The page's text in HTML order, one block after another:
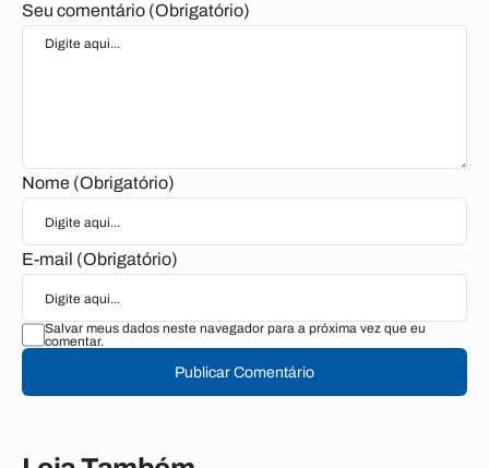
Seu comentário (Obrigatório)
Nome (Obrigatório)
E-mail (Obrigatório)
Salvar meus dados neste navegador para a próxima vez que eu
comentar.
Publicar Comentário